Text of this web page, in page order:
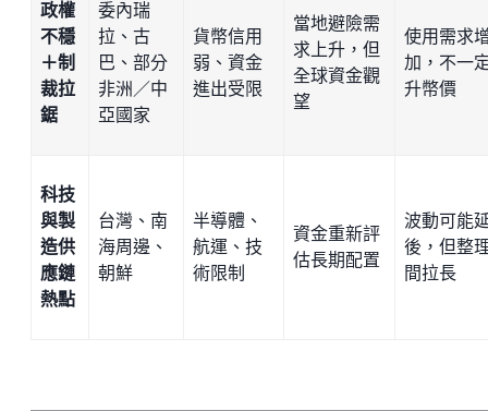
政權
不穩
＋制
裁拉
鋸
委內瑞
拉、古
巴、部分
非洲／中
亞國家
貨幣信用
弱、資金
進出受限
當地避險需
求上升，但
全球資金觀
望
使用需求
加，不一
升幣價
科技
與製
造供
應鏈
熱點
台灣、南
海周邊、
朝鮮
半導體、
航運、技
術限制
資金重新評
估長期配置
波動可能
後，但整
間拉長